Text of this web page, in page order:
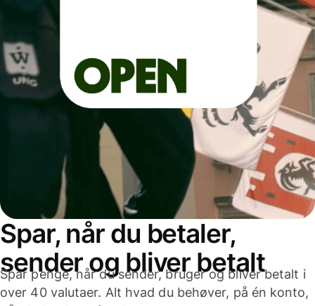
Spar, når du betaler,
sender og bliver betalt
Spar penge, når du sender, bruger og bliver betalt i
over 40 valutaer. Alt hvad du behøver, på én konto,